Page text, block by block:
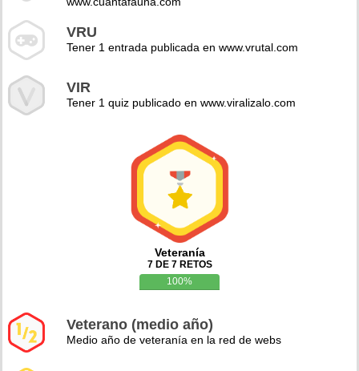
VRU
Tener 1 entrada publicada en www.vrutal.com
VIR
Tener 1 quiz publicado en www.viralizalo.com
Veteranía
7 DE 7 RETOS
100%
Veterano (medio año)
Medio año de veteranía en la red de webs